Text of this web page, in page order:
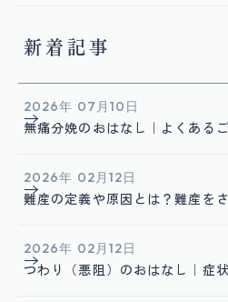
新着記事
2026年 07月10日
無痛分娩のおはなし｜よくある
2026年 02月12日
難産の定義や原因とは？難産を
2026年 02月12日
つわり（悪阻）のおはなし｜症